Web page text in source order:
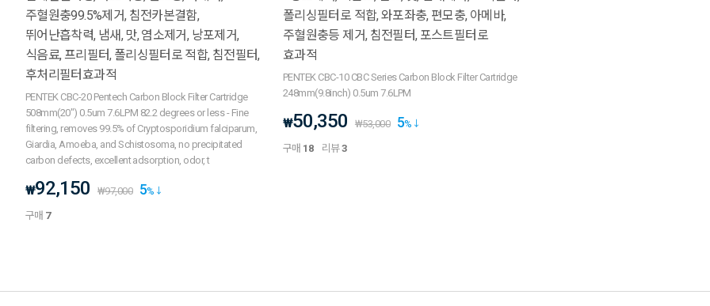
주혈원충99.5%제거, 침전카본결함,
뛰어난흡착력, 냄새, 맛, 염소제거, 낭포제거,
식음료, 프리필터, 폴리싱필터로 적합, 침전필터,
후처리필터효과적
PENTEK CBC-20 Pentech Carbon Block Filter Cartridge
508mm(20") 0.5um 7.6LPM 82.2 degrees or less - Fine
filtering, removes 99.5% of Cryptosporidium falciparum,
Giardia, Amoeba, and Schistosoma, no precipitated
carbon defects, excellent adsorption, odor, t
₩92,150 ₩97,000 5%
구매 7
폴리싱필터로 적합, 와포좌충, 편모충, 아메바,
주혈원충등 제거, 침전필터, 포스트필터로
효과적
PENTEK CBC-10 CBC Series Carbon Block Filter Cartridge
248mm(9.8inch) 0.5um 7.6LPM
₩50,350 ₩53,000 5%
구매 18 리뷰3